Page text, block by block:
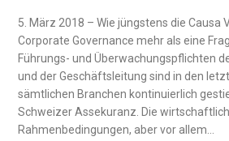
5. März 2018 – Wie jüngstens die Causa
Corporate Governance mehr als eine
Führungs- und Überwachungspflichten
und der Geschäftsleitung sind in den
sämtlichen Branchen kontinuierlich
Schweizer Assekuranz. Die
Rahmenbedingungen, aber vor allem...